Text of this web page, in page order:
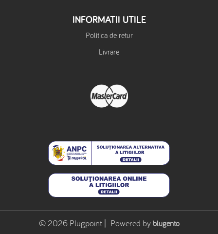
© 2026 Plugpoint | Powered by blugento
INFORMATII UTILE
Politica de retur
Livrare